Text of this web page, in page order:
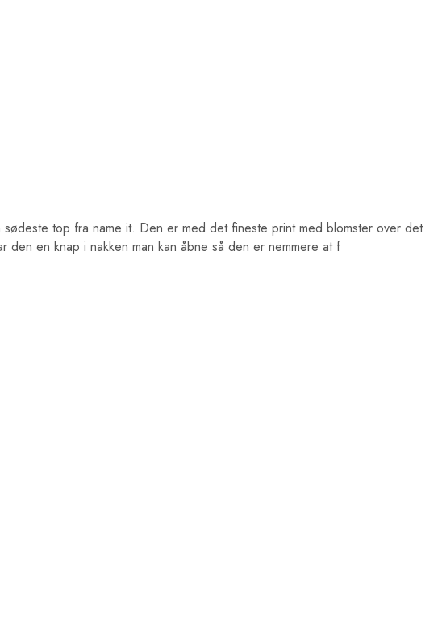
sødeste top fra name it. Den er med det fineste print med blomster over det
en knap i nakken man kan åbne så den er nemmere at f